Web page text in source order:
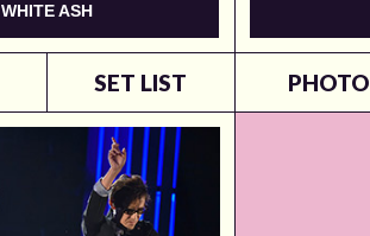
WHITE ASH
SET LIST PHOTO